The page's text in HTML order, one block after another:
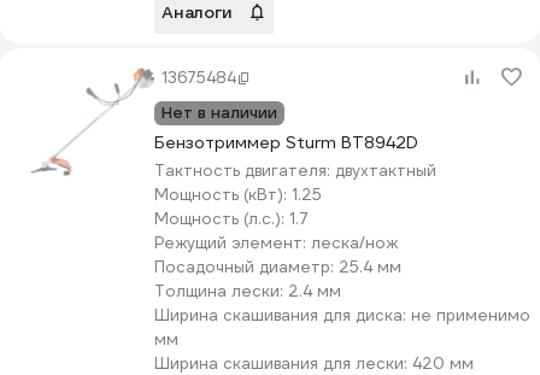
Аналоги
13675484
Нет в наличии
Бензотриммер Sturm BT8942D
Тактность двигателя: двухтактный
Мощность (кВт): 1.25
Мощность (л.с.): 1.7
Режущий элемент: леска/нож
Посадочный диаметр: 25.4 мм
Толщина лески: 2.4 мм
Ширина скашивания для диска: не применимо
мм
Ширина скашивания для лески: 420 мм